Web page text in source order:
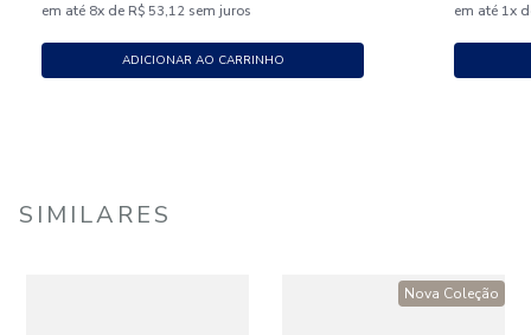
em até 8x de R$ 53,12 sem juros
ADICIONAR AO CARRINHO
em até 1x
SIMILARES
Nova Coleção